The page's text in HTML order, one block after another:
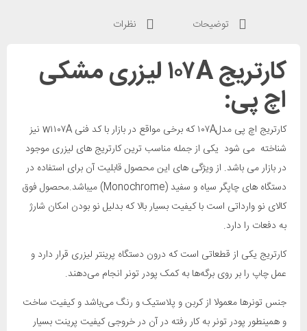
توضیحات نظرات
کارتریج ۱۰۷A لیزری مشکی
اچ پی:
کارتریج اچ پی مدل۱۰۷A که برخی مواقع در بازار با کد فنی w۱۱۰۷A نیز
شناخته می شود یکی از جمله مناسب ترین کارتریج های لیزری موجود
در بازار می باشد. از ویژگی های این محصول قابلیت آن برای استفاده در
دستگاه های چاپگر سیاه و سفید (Monochrome) میباشد.محصول فوق
کالای نو وارداتی است با کیفیت بسیار بالا که بدلیل نو بودن امکان شارژ
به دفعات را دارد.
کارتریج یکی از قطعاتی است که درون دستگاه پرینتر لیزری قرار دارد و
عمل چاپ را بر روی برگه‌ها به کمک پودر تونر انجام ‌می‌دهند.
جنس تونرها معمولا از کربن و پلاستیک و رنگ می‌باشد و کیفیت ساخت
و همینطور پودر تونر به کار رفته در آن در خروجی کیفیت پرینت بسیار